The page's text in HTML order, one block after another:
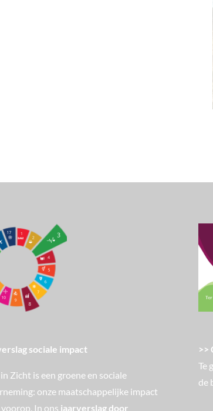
sociale impact
Zicht is een groene en sociale
onze maatschappelijke impact
In ons jaarverslag door
>>
Te
de